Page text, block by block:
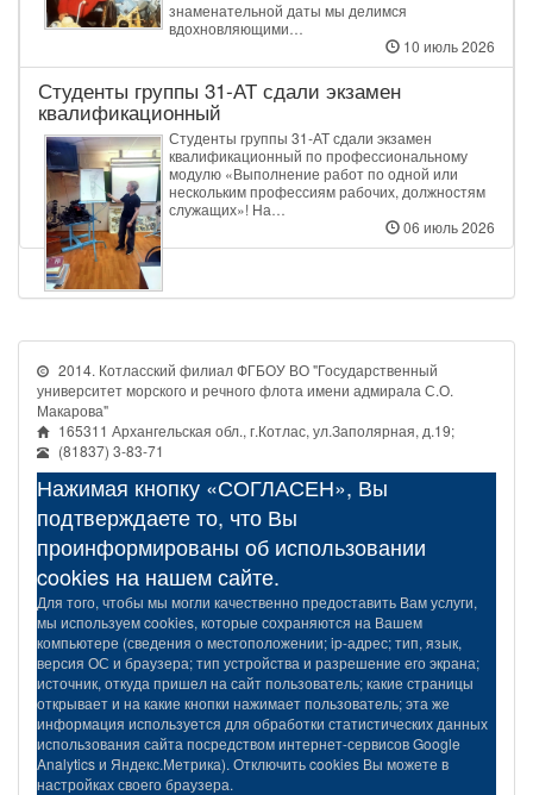
знаменательной даты мы делимся
вдохновляющими…
10 июль 2026
Студенты группы 31‑АТ сдали экзамен
квалификационный
Студенты группы 31‑АТ сдали экзамен
квалификационный по профессиональному
модулю «Выполнение работ по одной или
нескольким профессиям рабочих, должностям
служащих»! На…
06 июль 2026
2014. Котласский филиал ФГБОУ ВО "Государственный
университет морского и речного флота имени адмирала С.О.
Макарова"
165311 Архангельская обл., г.Котлас, ул.Заполярная, д.19;
(81837) 3-83-71
Нажимая кнопку «СОГЛАСЕН», Вы
подтверждаете то, что Вы
проинформированы об использовании
cookies на нашем сайте.
Для того, чтобы мы могли качественно предоставить Вам услуги,
мы используем cookies, которые сохраняются на Вашем
компьютере (сведения о местоположении; ip-адрес; тип, язык,
версия ОС и браузера; тип устройства и разрешение его экрана;
источник, откуда пришел на сайт пользователь; какие страницы
открывает и на какие кнопки нажимает пользователь; эта же
информация используется для обработки статистических данных
использования сайта посредством интернет-сервисов Google
Analytics и Яндекс.Метрика). Отключить cookies Вы можете в
настройках своего браузера.